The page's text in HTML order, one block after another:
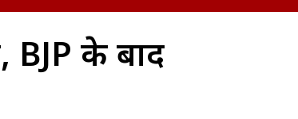
BJP के बाद